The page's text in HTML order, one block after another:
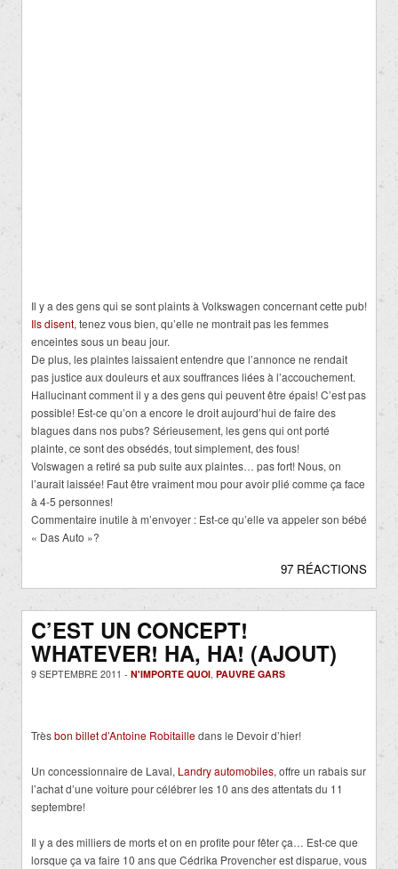
Il y a des gens qui se sont plaints à Volkswagen concernant cette pub!
Ils disent, tenez vous bien, qu’elle ne montrait pas les femmes
enceintes sous un beau jour.
De plus, les plaintes laissaient entendre que l’annonce ne rendait
pas justice aux douleurs et aux souffrances liées à l’accouchement.
Hallucinant comment il y a des gens qui peuvent être épais! C’est pas
possible! Est-ce qu’on a encore le droit aujourd’hui de faire des
blagues dans nos pubs? Sérieusement, les gens qui ont porté
plainte, ce sont des obsédés, tout simplement, des fous!
Volswagen a retiré sa pub suite aux plaintes… pas fort! Nous, on
l’aurait laissée! Faut être vraiment mou pour avoir plié comme ça face
à 4-5 personnes!
Commentaire inutile à m’envoyer : Est-ce qu’elle va appeler son bébé
« Das Auto »?
97 RÉACTIONS
C’EST UN CONCEPT!
WHATEVER! HA, HA! (AJOUT)
9 SEPTEMBRE 2011 - N'IMPORTE QUOI, PAUVRE GARS
Trèsbon billet d’Antoine Robitailledans le Devoir d’hier!
Un concessionnaire de Laval, Landry automobiles, offre un rabais sur
l’achat d’une voiture pour célébrer les 10 ans des attentats du 11
septembre!
Il y a des milliers de morts et on en profite pour fêter ça… Est-ce que
lorsque ça va faire 10 ans que Cédrika Provencher est disparue, vous